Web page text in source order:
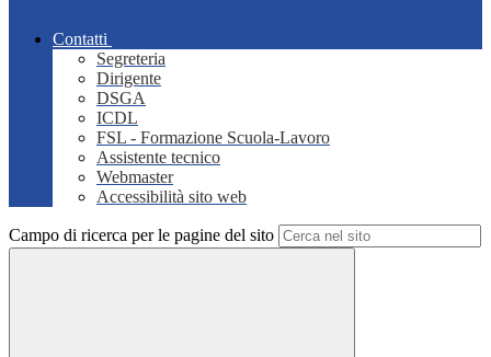
Contatti
Segreteria
Dirigente
DSGA
ICDL
FSL - Formazione Scuola-Lavoro
Assistente tecnico
Webmaster
Accessibilità sito web
Campo di ricerca per le pagine del sito